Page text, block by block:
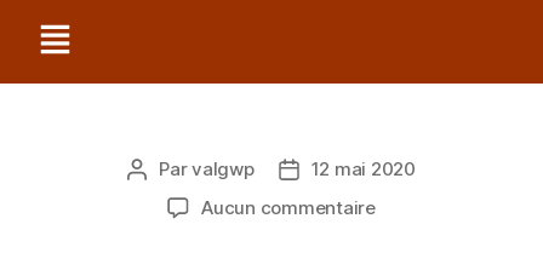
Parvalgwp
12 mai 2020
Aucun commentaire